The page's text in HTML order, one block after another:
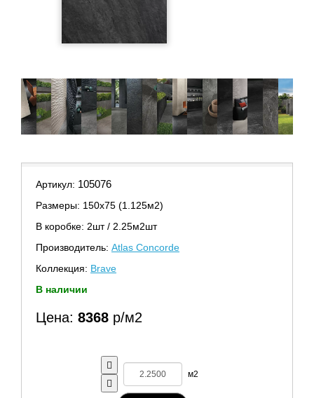
Артикул: 105076
Размеры: 150х75 (1.125м2)
В коробке: 2шт / 2.25м2шт
Производитель: Atlas Concorde
Коллекция: Brave
В наличии
Цена: 8368 р/м2
м2